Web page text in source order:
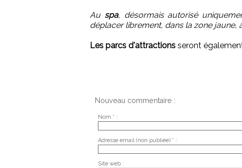
Au spa, désormais autorisé
déplacer librement, dans la zone jaune,
Les parcs d'attractions seront
Nouveau commentaire :
Nom * :
Adresse email (non publiée) * :
Site web :